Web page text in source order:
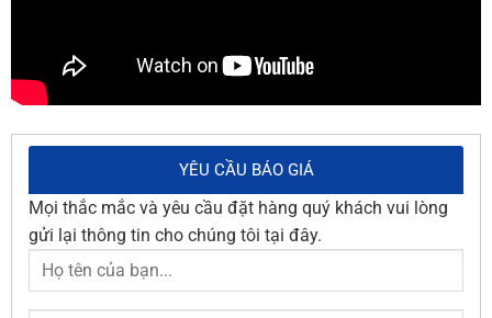
YÊU CẦU BÁO GIÁ
Mọi thắc mắc và yêu cầu đặt hàng quý khách vui lòng
gửi lại thông tin cho chúng tôi tại đây.